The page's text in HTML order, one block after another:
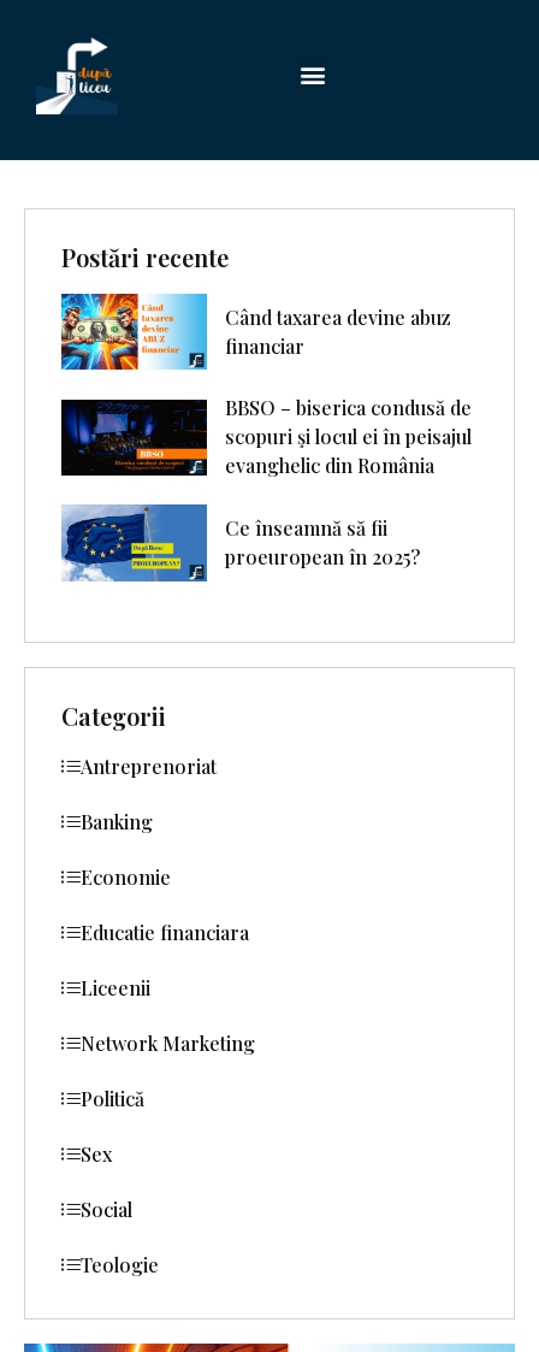
Postări recente
Când taxarea devine abuz
financiar
BBSO – biserica condusă de
scopuri şi locul ei în peisajul
evanghelic din România
Ce înseamnă să fii
proeuropean în 2025?
Categorii
Antreprenoriat
Banking
Economie
Educatie financiara
Liceenii
Network Marketing
Politică
Sex
Social
Teologie